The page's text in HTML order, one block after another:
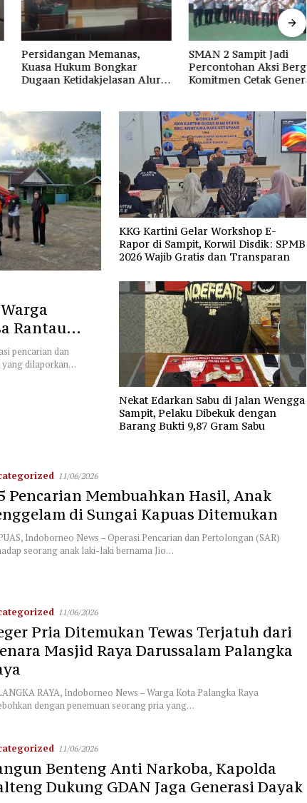
Memanas,
Hukum Bongkar
Ketidakjelasan Alur
SMAN 2 Sampit Jadi
Percontohan Aksi Bergizi,
Komitmen Cetak Generasi
Rantau
Tanya
pencarian dan
yang dilaporkan…
KKG Kartini Gelar Workshop E-
Rapor di Sampit, Korwil Disdik: SPMB
2026 Wajib Gratis dan Transparan
Nekat Edarkan Sabu di Jalan Wengga
Sampit, Pelaku Dibekuk dengan
Barang Bukti 9,87 Gram Sabu
11/06/2026
Pencarian Membuahkan Hasil, Anak
di Sungai Kapuas Ditemukan
Indoborneo News – Operasi Pencarian dan Pertolongan (SAR)
seorang anak laki-laki bernama Jio…
11/06/2026
Pria Ditemukan Tewas Terjatuh dari
Masjid Raya Darussalam Palangka
RAYA, Indoborneo News – Warga Kota Palangka Raya
dengan penemuan seorang pria yang…
11/06/2026
Benteng Anti Narkoba, Kapolda
Dukung GDAN Jaga Generasi Dayak